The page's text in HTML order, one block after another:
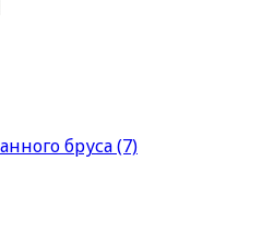
бруса (7)